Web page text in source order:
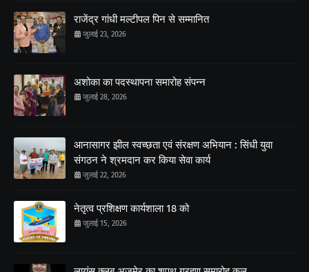
राजेंद्र गांधी मल्टीपल पिन से सम्मानित
जुलाई 23, 2026
अशोका का पदस्थापना समारोह संपन्न
जुलाई 28, 2026
आनासागर झील स्वच्छता एवं संरक्षण अभियान : सिंधी युवा
संगठन ने श्रमदान कर किया सेवा कार्य
जुलाई 22, 2026
नेतृत्व प्रशिक्षण कार्यशाला 18 को
जुलाई 15, 2026